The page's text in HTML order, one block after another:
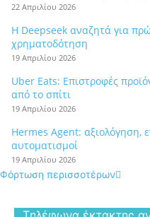
22 Απριλίου 2026
Η Deepseek αναζητά για
χρηματοδότηση
19 Απριλίου 2026
Uber Eats: Επιστροφές
από το σπίτι
19 Απριλίου 2026
Hermes Agent: αξιολόγηση,
αυτοματισμοί
19 Απριλίου 2026
Φόρτωση περισσοτέρων